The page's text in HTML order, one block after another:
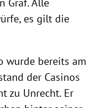
es gilt die
wurde bereits am
der Casinos
zu Unrecht. Er